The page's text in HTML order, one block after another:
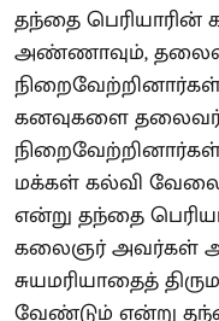
தந்தை
அண்ணாவும்,
கனவுகளை
மக்கள் கல்வி
என்று தந்தை
கலைஞர் அவர்கள்
சுயமரியாதைத்
வேண்டும் என்று